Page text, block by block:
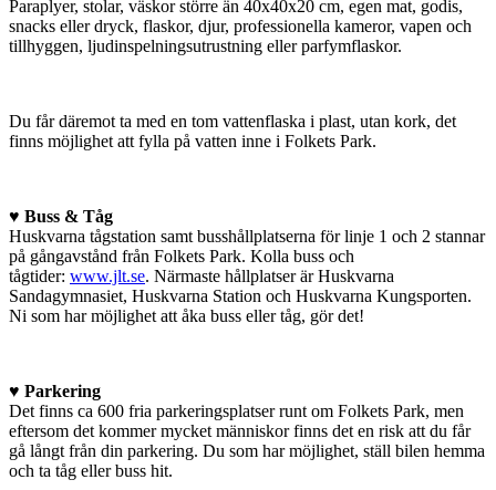
Paraplyer, stolar, väskor större än 40x40x20 cm, egen mat, godis,
snacks eller dryck, flaskor, djur, professionella kameror, vapen och
tillhyggen, ljudinspelningsutrustning eller parfymflaskor.
Du får däremot ta med en tom vattenflaska i plast, utan kork, det
finns möjlighet att fylla på vatten inne i Folkets Park.
♥ Buss & Tåg
Huskvarna tågstation samt busshållplatserna för linje 1 och 2 stannar
på gångavstånd från Folkets Park. Kolla buss och
tågtider: www.jlt.se. Närmaste hållplatser är Huskvarna
Sandagymnasiet, Huskvarna Station och Huskvarna Kungsporten.
Ni som har möjlighet att åka buss eller tåg, gör det!
♥ Parkering
Det finns ca 600 fria parkeringsplatser runt om Folkets Park, men
eftersom det kommer mycket människor finns det en risk att du får
gå långt från din parkering. Du som har möjlighet, ställ bilen hemma
och ta tåg eller buss hit.